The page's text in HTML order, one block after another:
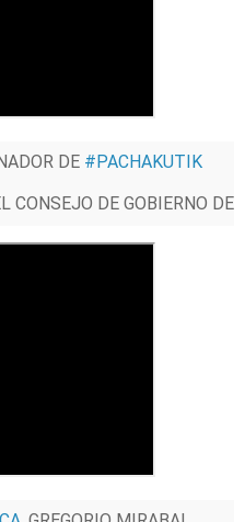
DE #PACHAKUTIK
CONSEJO DE GOBIERNO DE